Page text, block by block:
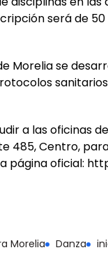
será de
Morelia se
a las oficinas
485, Centro,
página oficial:
Morelia Danza